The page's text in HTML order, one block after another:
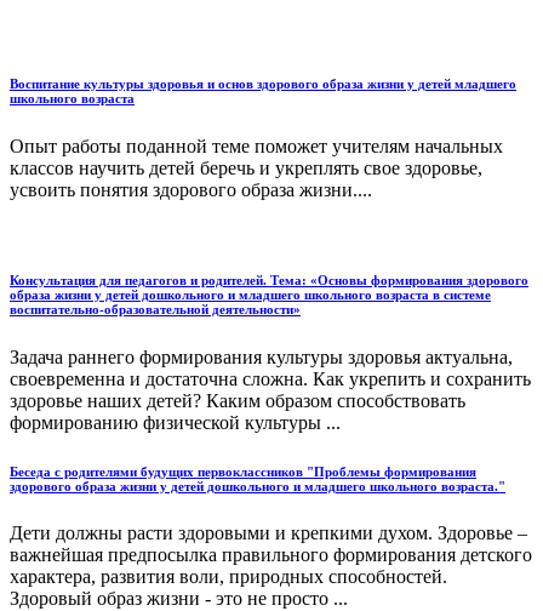
Воспитание культуры здоровья и основ здорового образа жизни у детей младшего
школьного возраста
Опыт работы поданной теме поможет учителям начальных
классов научить детей беречь и укреплять свое здоровье,
усвоить понятия здорового образа жизни....
Консультация для педагогов и родителей. Тема: «Основы формирования здорового
образа жизни у детей дошкольного и младшего школьного возраста в системе
воспитательно-образовательной деятельности»
Задача раннего формирования культуры здоровья актуальна,
своевременна и достаточна сложна. Как укрепить и сохранить
здоровье наших детей? Каким образом способствовать
формированию физической культуры ...
Беседа с родителями будущих первоклассников "Проблемы формирования
здорового образа жизни у детей дошкольного и младшего школьного возраста."
Дети должны расти здоровыми и крепкими духом. Здоровье –
важнейшая предпосылка правильного формирования детского
характера, развития воли, природных способностей.
Здоровый образ жизни - это не просто ...